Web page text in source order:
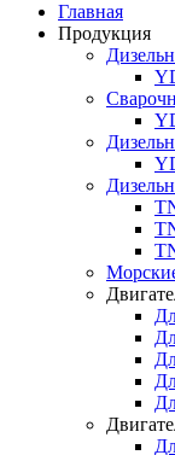
Главная
Продукция